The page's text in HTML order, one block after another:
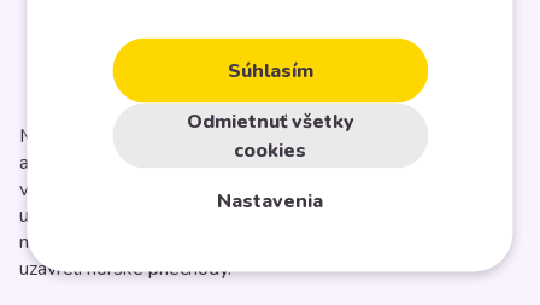
Vzhľadom na zvýšený výskyt komárovtreba
používať prípravky na odpudzovanie hmyzu.
Mnohí ľudia nevedia správne použiť ani predložky
a
. Po predložke kvôli často siahneme, keď chceme
vyjadriť nejakú príčinu, napríklad: Kvôli snehovej kalamite
uzavreli horské priechody. V tomto prípade je však na
mieste zvoliť radšej predložku pre:
Pre snehovú kalamitu
uzavreli horské priechody.
Súhlasím
Odmietnuť všetky
cookies
Nastavenia